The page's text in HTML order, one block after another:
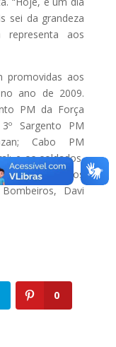
sei da grandeza
aos
promovidas aos
ano de 2009.
PM da Força
Sargento PM
Cabo PM
e os soldados,
1ª Cia Carlos
Davi
0